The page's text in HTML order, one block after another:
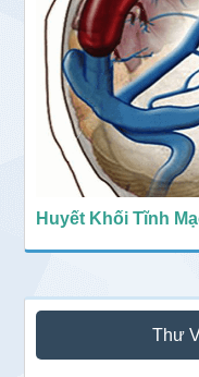
Huyết Khối Tĩnh
Thư